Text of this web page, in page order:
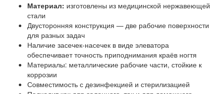
Материал: изготовлены из медицинской нержавеющей
стали
Двусторонняя конструкция — две рабочие поверхности
для разных задач
Наличие засечек-насечек в виде элеватора
обеспечивает точность приподнимания краёв ногтя
Материалы: металлические рабочие части, стойкие к
коррозии
Совместимость с дезинфекцией и стерилизацией